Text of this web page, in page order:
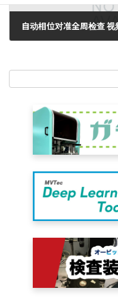
自动相位对准全周检查 视